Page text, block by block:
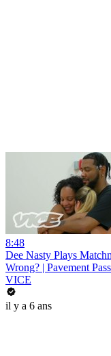
8:48
Dee Nasty Plays
Wrong? | Pavement
VICE
il y a 6 ans